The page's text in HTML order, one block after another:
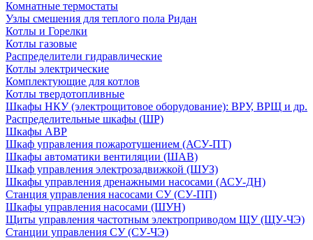
Комнатные термостаты
Узлы смешения для теплого пола Ридан
Котлы и Горелки
Котлы газовые
Распределители гидравлические
Котлы электрические
Комплектующие для котлов
Котлы твердотопливные
Шкафы НКУ (электрощитовое оборудование): ВРУ, ВРЩ и др.
Распределительные шкафы (ШР)
Шкафы АВР
Шкаф управления пожаротушением (АСУ-ПТ)
Шкафы автоматики вентиляции (ШАВ)
Шкаф управления электрозадвижкой (ШУЗ)
Шкафы управления дренажными насосами (АСУ-ДН)
Станция управления насосами СУ (СУ-ПП)
Шкафы управления насосами (ШУН)
Щиты управления частотным электроприводом ЩУ (ЩУ-ЧЭ)
Станции управления СУ (СУ-ЧЭ)